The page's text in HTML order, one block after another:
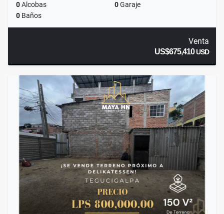
0Alcobas 0Garaje
0 Baños
Venta
US$675,410USD